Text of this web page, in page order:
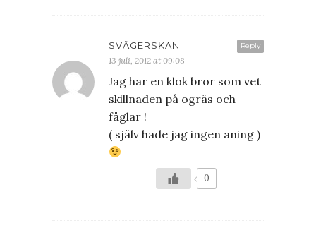
Reply
SVÄGERSKAN
13 juli, 2012 at 09:08
Jag har en klok bror som vet
skillnaden på ogräs och
fåglar !
( själv hade jag ingen aning )
0